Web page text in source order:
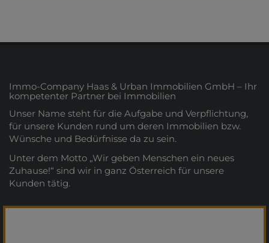
Immo-Company Haas & Urban Immobilien GmbH – Ihr
kompetenter Partner bei Immobilien
Unser Name steht für die Aufgabe und Verpflichtung,
für unsere Kunden rund um deren Immobilien bzw.
Wünsche und Bedürfnisse da zu sein.
Unter dem Motto „Wir geben Menschen ein neues
Zuhause!“ sind wir in ganz Österreich für unsere
Kunden tätig.